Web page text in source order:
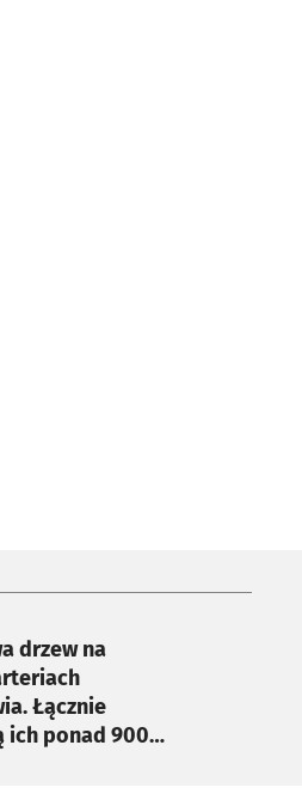
drzew na
Łącznie
ich ponad 900